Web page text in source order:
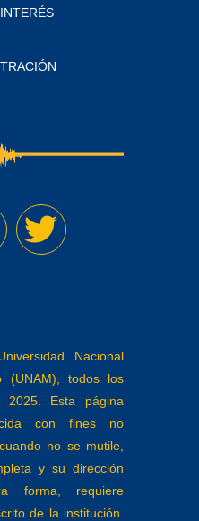
Nacional
(UNAM), todos los
2025. Esta página
con fines no
no se mutile,
y su dirección
forma, requiere
de la institución.